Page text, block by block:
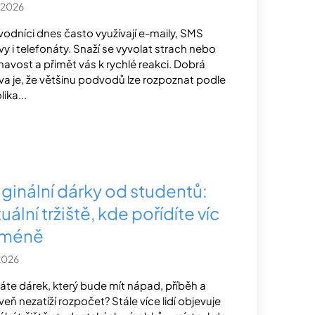
dnes často využívají e-maily, SMS
i telefonáty. Snaží se vyvolat strach nebo
a přimět vás k rychlé reakci. Dobrá
je, že většinu podvodů lze rozpoznat podle
dárky od studentů:
tržiště, kde pořídíte víc
dárek, který bude mít nápad, příběh a
nezatíží rozpočet? Stále více lidí objevuje